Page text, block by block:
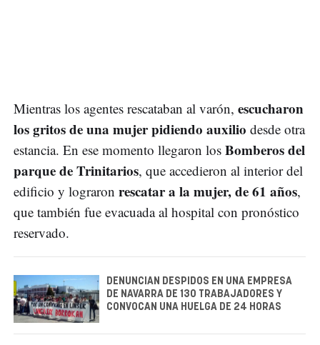
Mientras los agentes rescataban al varón, escucharon
los gritos de una mujer pidiendo auxilio desde otra
estancia. En ese momento llegaron los Bomberos del
parque de Trinitarios, que accedieron al interior del
edificio y lograron rescatar a la mujer, de 61 años,
que también fue evacuada al hospital con pronóstico
reservado.
DENUNCIAN DESPIDOS EN UNA EMPRESA
DE NAVARRA DE 130 TRABAJADORES Y
CONVOCAN UNA HUELGA DE 24 HORAS